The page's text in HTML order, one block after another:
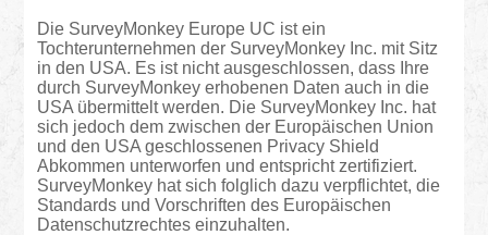
Die SurveyMonkey Europe UC ist ein
Tochterunternehmen der SurveyMonkey Inc. mit Sitz
in den USA. Es ist nicht ausgeschlossen, dass Ihre
durch SurveyMonkey erhobenen Daten auch in die
USA übermittelt werden. Die SurveyMonkey Inc. hat
sich jedoch dem zwischen der Europäischen Union
und den USA geschlossenen Privacy Shield
Abkommen unterworfen und entspricht zertifiziert.
SurveyMonkey hat sich folglich dazu verpflichtet, die
Standards und Vorschriften des Europäischen
Datenschutzrechtes einzuhalten.